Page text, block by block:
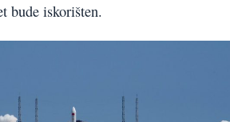
bude iskorišten.